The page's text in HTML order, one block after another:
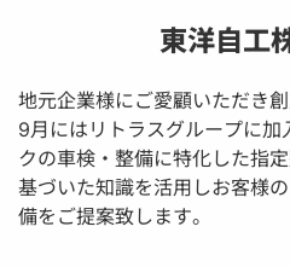
東洋自工
地元企業様にご愛顧いただき
9月にはリトラスグループに加
クの車検・整備に特化した指
基づいた知識を活用しお客様
備をご提案致します。